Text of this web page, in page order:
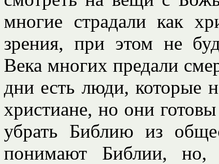
многие страдали как
зрения, при этом не
Века многих предали
дни есть люди, которые
христиане, но они
убрать Библию из
понимают Библии,